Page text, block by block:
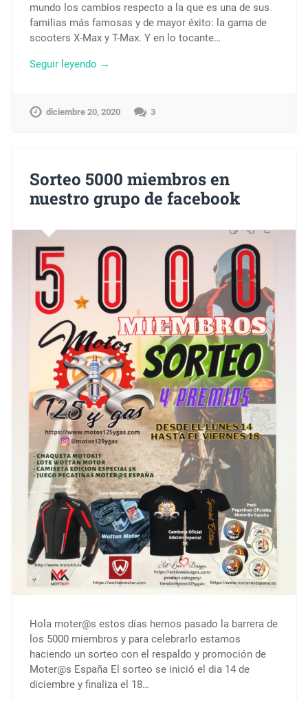
mundo los cambios respecto a la que es una de sus
familias más famosas y de mayor éxito: la gama de
scooters X-Max y T-Max. Y en lo tocante…
Seguir leyendo →
diciembre 20, 2020 3
Sorteo 5000 miembros en
nuestro grupo de facebook
Hola moter@s estos días hemos pasado la barrera de
los 5000 miembros y para celebrarlo estamos
haciendo un sorteo con el respaldo y promoción de
Moter@s España El sorteo se inició el dia 14 de
diciembre y finaliza el 18…